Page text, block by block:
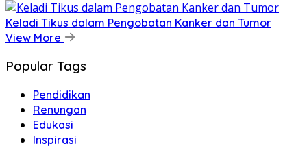
Keladi Tikus dalam Pengobatan Kanker dan Tumor
View More
Popular Tags
Pendidikan
Renungan
Edukasi
Inspirasi